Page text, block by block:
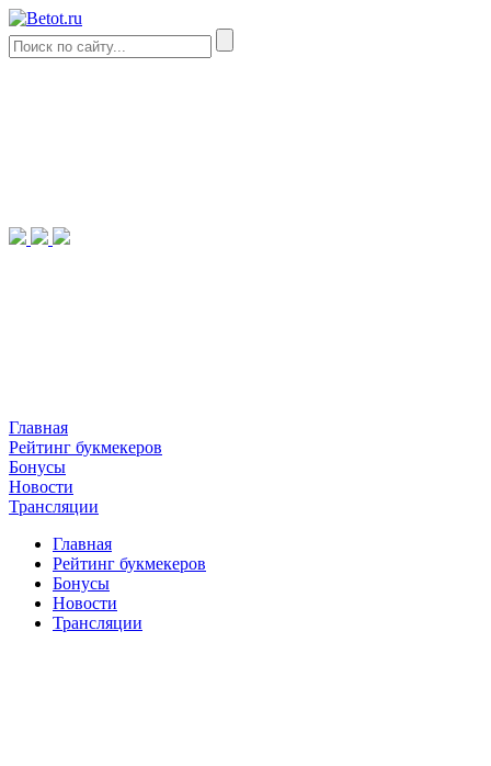
Главная
Рейтинг букмекеров
Бонусы
Новости
Трансляции
Главная
Рейтинг букмекеров
Бонусы
Новости
Трансляции